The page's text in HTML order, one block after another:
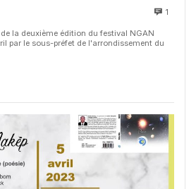
1
la deuxième édition du festival NGAN
par le sous-préfet de l'arrondissement du